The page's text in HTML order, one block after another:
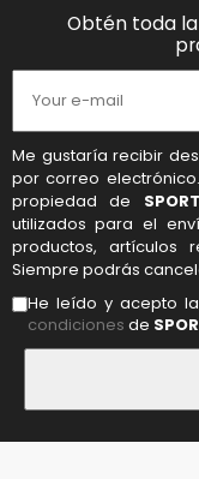
Obtén toda
Me gustaría recibir
por correo
propiedad de
utilizados para el
productos, artículos
Siempre podrás
He leído y acepto la
condiciones de